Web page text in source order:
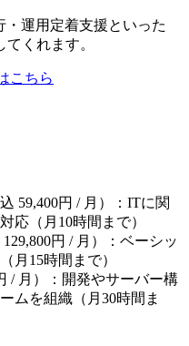
運用定着支援といった
くれます。
こちら
59,400円 / 月）：ITに関
応（月10時間まで）
円 / 月）：ベーシッ
月15時間まで）
/ 月）：開発やサーバー構
ムを組織（月30時間ま